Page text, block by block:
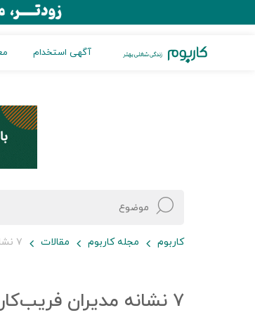
آگهی استخدام
کاربوم مجله کاربوم مقالات ۷ نشانه مدیران فریب‌کار و راه‌حل‌های برخورد با آنها
۷ نشانه مدیران فریب‌کار و راه‌حل‌های برخورد با آنها